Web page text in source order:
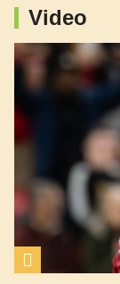
Video